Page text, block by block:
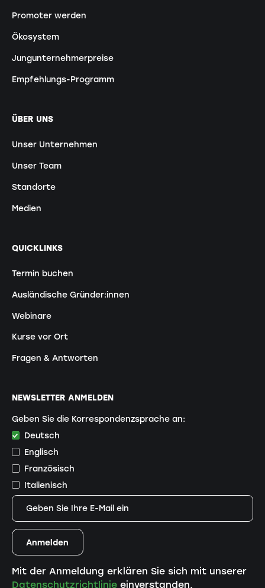
Promoter werden
Ökosystem
Jungunternehmerpreise
Empfehlungs-Programm
ÜBER UNS
Unser Unternehmen
Unser Team
Standorte
Medien
QUICKLINKS
Termin buchen
Ausländische Gründer:innen
Webinare
Kurse vor Ort
Fragen & Antworten
NEWSLETTER ANMELDEN
Geben Sie die Korrespondenzsprache an:
Deutsch
Englisch
Französisch
Italienisch
Mit der Anmeldung erklären Sie sich mit unserer
Datenschutzrichtlinieeinverstanden.